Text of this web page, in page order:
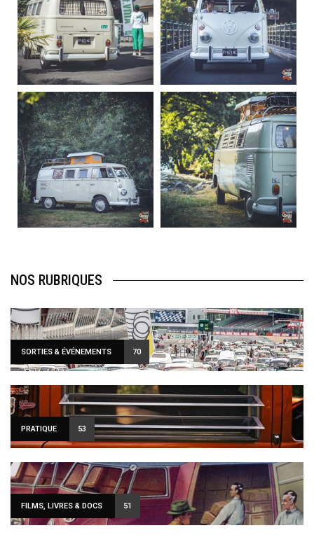
Sep 10
220
4
Août 10
177
0
becombi
Août 10
120
0
becombi
Août 10
108
0
NOS RUBRIQUES
SORTIES & ÉVÉNEMENTS 70
PRATIQUE 53
FILMS, LIVRES & DOCS 51